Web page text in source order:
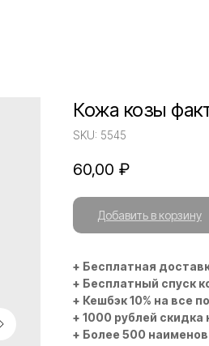
Кожа козы
SKU: 5545
60,00 ₽
Добавить в корзину
+ Бесплатная
+ Бесплатный спуск
+ Кешбэк 10% на все
+ 1000 рублей скидка
+ Более 500